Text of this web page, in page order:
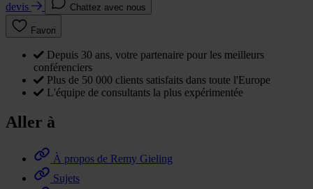
devis
Chattez avec nous
Favori
Depuis 30 ans, votre partenaire pour les meilleurs
conférenciers
Plus de 50 000 clients satisfaits dans toute l'Europe
L'équipe de consultants la plus expérimentée
Aller à
À propos de Remy Gieling
Sujets